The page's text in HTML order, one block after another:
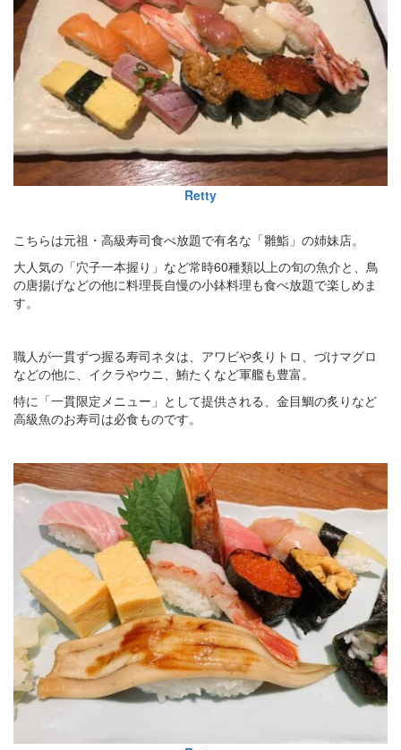
Retty
こちらは元祖・高級寿司食べ放題で有名な「雛鮨」の姉妹店。
大人気の「穴子一本握り」など常時60種類以上の旬の魚介と、鳥
の唐揚げなどの他に料理長自慢の小鉢料理も食べ放題で楽しめま
す。
職人が一貫ずつ握る寿司ネタは、アワビや炙りトロ、づけマグロ
などの他に、イクラやウニ、鮪たくなど軍艦も豊富。
特に「一貫限定メニュー」として提供される、金目鯛の炙りなど
高級魚のお寿司は必食ものです。